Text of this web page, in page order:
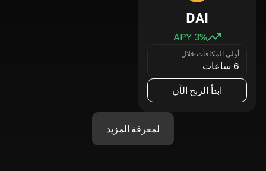
DAI
3% APY
أولى المكافآت خلال
6 ساعات
ابدأ الربح الآن
لمعرفة المزيد